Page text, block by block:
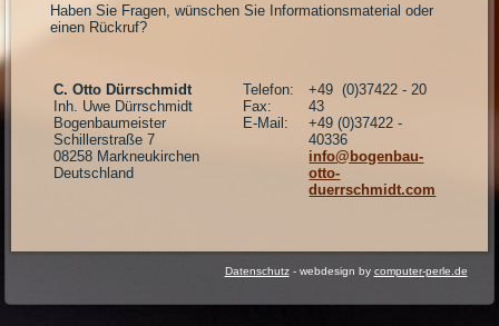
Haben Sie Fragen, wünschen Sie Informationsmaterial oder
einen Rückruf?
C. Otto Dürrschmidt
Inh. Uwe Dürrschmidt
Bogenbaumeister
Schillerstraße 7
08258 Markneukirchen
Deutschland
Telefon:
Fax:
E-Mail:
+49 (0)37422 - 20
43
+49 (0)37422 -
40336
info@bogenbau-
otto-
duerrschmidt.com
Datenschutz- webdesign by computer-perle.de